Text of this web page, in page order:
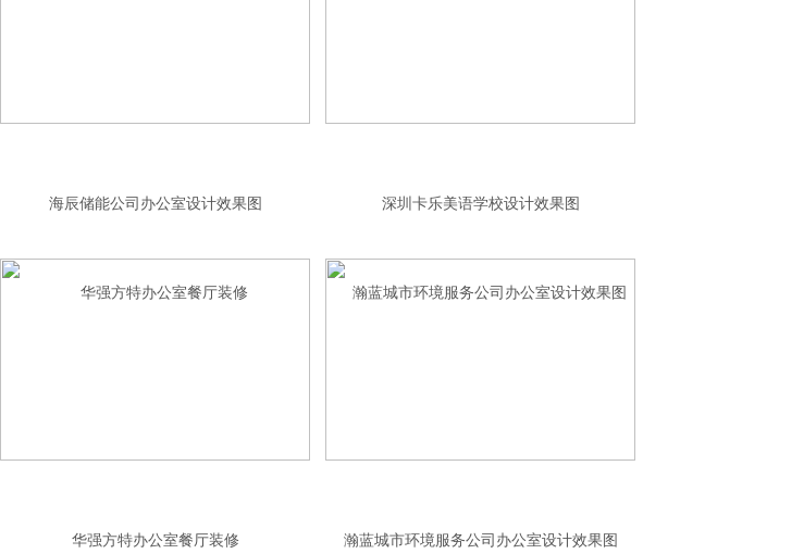
海辰储能公司办公室设计效果图 深圳卡乐美语学校设计效果图
华强方特办公室餐厅装修 瀚蓝城市环境服务公司办公室设计效果图